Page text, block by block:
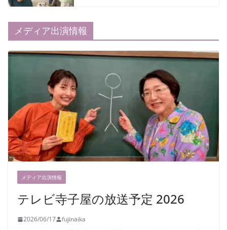
メディア出演情報
メディア出演情報
テレビ寺子屋の放送予定 2026
2026/06/17 fujinaika